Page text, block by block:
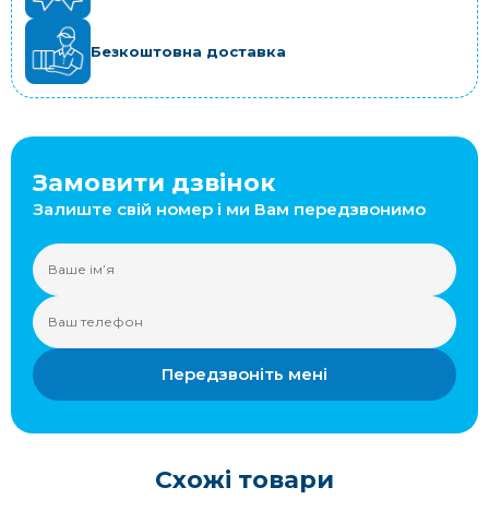
Безкоштовна доставка
Замовити дзвінок
Залиште свій номер і ми Вам передзвонимо
Передзвоніть мені
Схожі товари